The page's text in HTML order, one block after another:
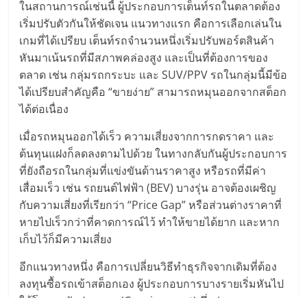
ในสถานการณ์เช่นนี้ ผู้ประกอบการเต็นท์รถในตลาดต้อง
เริ่มปรับตัวกันให้ชัดเจน แนวทางแรก คือการเลือกเล่นใน
เกมที่ได้เปรียบ เต็นท์รถจำนวนหนึ่งเริ่มปรับพอร์ตสินค้า
หันมาเน้นรถที่มีสภาพคล่องสูง และเป็นที่ต้องการของ
ตลาด เช่น กลุ่มรถกระบะ และ SUV/PPV รถในกลุ่มนี้มีข้อ
ได้เปรียบสำคัญคือ “ขายง่าย” สามารถหมุนออกจากสต็อก
ได้ต่อเนื่อง
เมื่อรถหมุนออกได้เร็ว ความเสี่ยงจากการกดราคา และ
ต้นทุนแฝงก็ลดลงตามไปด้วย ในทางกลับกันผู้ประกอบการ
ที่ยังถือรถในกลุ่มที่แข่งขันด้านราคาสูง หรือรถที่มีค่า
เสื่อมเร็ว เช่น รถยนต์ไฟฟ้า (BEV) บางรุ่น อาจต้องเผชิญ
กับความเสี่ยงที่เรียกว่า “Price Gap” หรือส่วนต่างราคาที่
หายไปเร็วกว่าที่คาดการณ์ไว้ ทำให้ขายได้ยาก และหาก
เก็บไว้ก็มีความเสี่ยง
อีกแนวทางหนึ่ง คือการเปลี่ยนวิธีทำธุรกิจจากเดิมที่ต้อง
ลงทุนซื้อรถเข้าสต็อกเอง ผู้ประกอบการบางรายเริ่มหันไป